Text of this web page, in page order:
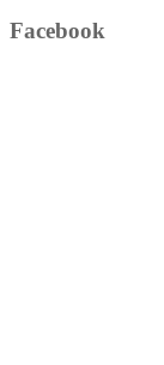
Facebook